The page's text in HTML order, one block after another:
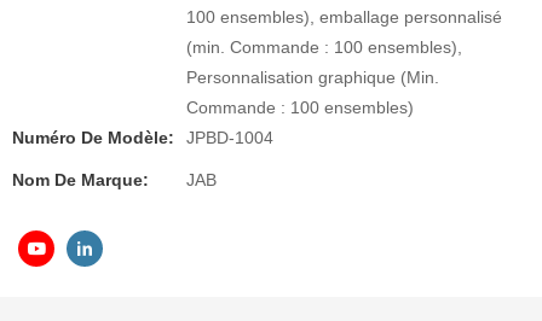
100 ensembles), emballage personnalisé
(min. Commande : 100 ensembles),
Personnalisation graphique (Min.
Commande : 100 ensembles)
Numéro De Modèle:
JPBD-1004
Nom De Marque: JAB